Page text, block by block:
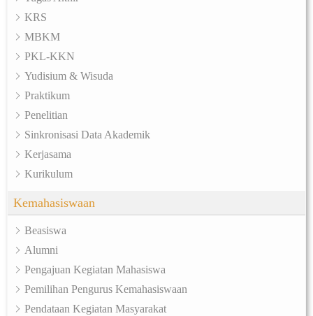
KRS
MBKM
PKL-KKN
Yudisium & Wisuda
Praktikum
Penelitian
Sinkronisasi Data Akademik
Kerjasama
Kurikulum
Kemahasiswaan
Beasiswa
Alumni
Pengajuan Kegiatan Mahasiswa
Pemilihan Pengurus Kemahasiswaan
Pendataan Kegiatan Masyarakat